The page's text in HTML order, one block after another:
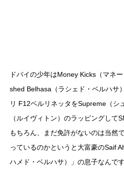
ドバイの少年はMoney Kicks（マネ
shed Belhasa（ラシェド・ベルハサ
リ F12ベルリネッタをSupreme（シ
（ルイヴィトン）のラッピングして
もちろん、まだ免許がないのは当然
っているのかというと大富豪のSaif
ハメド・ベルハサ）」の息子なんです